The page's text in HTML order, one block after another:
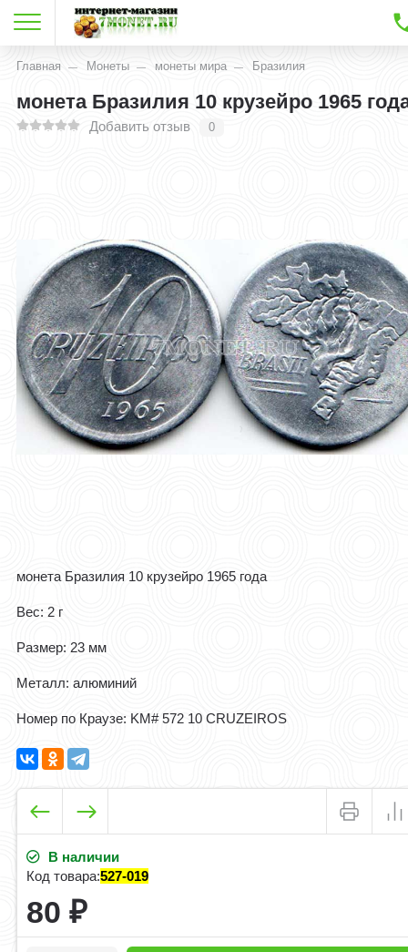
Главная Монеты монеты мира Бразилия
монета Бразилия 10 крузейро 1965
Добавить отзыв 0
монета Бразилия 10 крузейро 1965 года
Вес: 2 г
Размер: 23 мм
Металл: алюминий
Номер по Краузе: KM# 572 10 CRUZEIROS
В наличии
Код товара:527-019
80₽